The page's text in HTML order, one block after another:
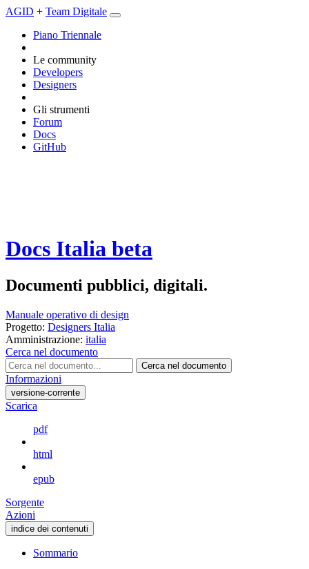
AGID + Team Digitale
Piano Triennale
Le community
Developers
Designers
Gli strumenti
Forum
Docs
GitHub
Docs Italia beta
Documenti pubblici, digitali.
Manuale operativo di design
Progetto: Designers Italia
Amministrazione: italia
Cerca nel documento
Cerca nel documento
Informazioni
versione-corrente
Scarica
pdf
html
epub
Sorgente
Azioni
indice dei contenuti
Sommario